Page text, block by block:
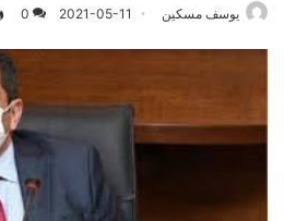
يوسف مسكين 2021-05-11
0